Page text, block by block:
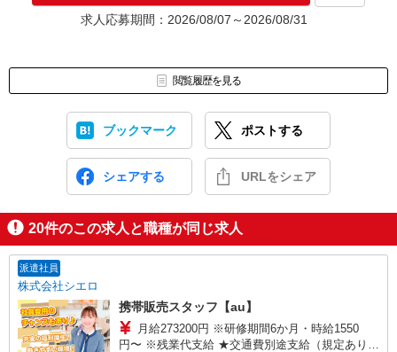
求人応募期間：2026/08/07～2026/08/31
閲覧履歴を見る
ブックマーク ポストする
シェアする URLをシェア
20件のこの求人と職種が同じ求人
派遣社員
株式会社シエロ
携帯販売スタッフ【au】
月給273200円 ※研修期間6か月・時給1550
円〜 ※残業代支給 ★交通費別途支給（規定あり）